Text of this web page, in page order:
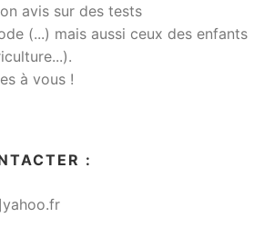
avis sur des tests
(...) mais aussi ceux des enfants
à vous !
: